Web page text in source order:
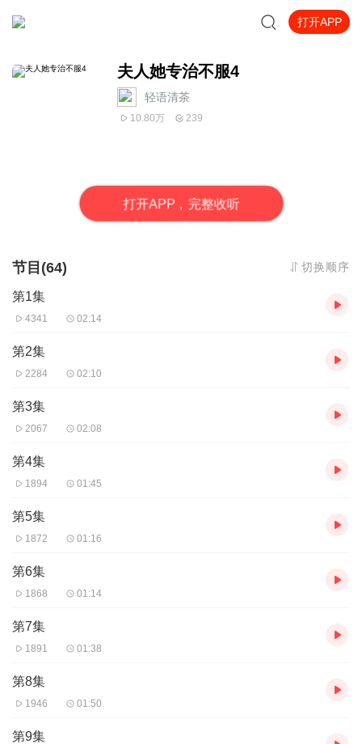
打开APP
夫人她专治不服4
轻语清茶
10.80万 239
打开APP，完整收听
节目(64) 切换顺序
第1集
4341 02:14
第2集
2284 02:10
第3集
2067 02:08
第4集
1894 01:45
第5集
1872 01:16
第6集
1868 01:14
第7集
1891 01:38
第8集
1946 01:50
第9集